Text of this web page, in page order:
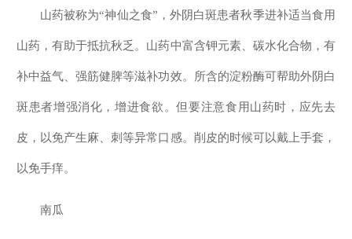
山药被称为“神仙之食”，外阴白斑患者秋季进补适当食用
山药，有助于抵抗秋乏。山药中富含钾元素、碳水化合物，有
补中益气、强筋健脾等滋补功效。所含的淀粉酶可帮助外阴白
斑患者增强消化，增进食欲。但要注意食用山药时，应先去
皮，以免产生麻、刺等异常口感。削皮的时候可以戴上手套，
以免手痒。
南瓜